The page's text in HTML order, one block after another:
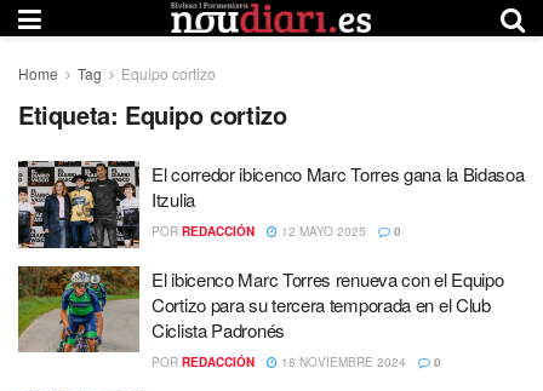
Home Tag Equipo cortizo
Etiqueta: Equipo cortizo
El corredor ibicenco Marc Torres gana la Bidasoa
Itzulia
POR REDACCIÓN 12 MAYO 2025 0
El ibicenco Marc Torres renueva con el Equipo
Cortizo para su tercera temporada en el Club
Ciclista Padronés
POR REDACCIÓN 18 NOVIEMBRE 2024 0